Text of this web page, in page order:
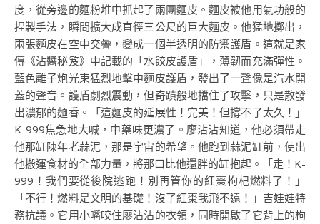
度，從旁邊的麵粉堆中抓起了兩團麵皮。麵皮被他用氣功般的
捏製手法，瞬間擴大成直徑三公尺的巨大麵皮。他猛地擲出，
兩張麵皮在空中交疊，變成一個半透明的防禦護盾。這就是家
傳《沾醬秘笈》中記載的「水餃皮護盾」，薄韌而充滿彈性。
藍色離子炮光束猛烈地擊中麵皮護盾，發出了一聲像是汽水開
蓋的聲音。護盾劇烈震動，但奇蹟般地擋住了攻擊，只是散發
出濃郁的麵香。「這麵皮的延展性！完美！但撐不了太久！」
K-999焦急地大喊，中藥味更濃了。廖沾沾知道，他必須帶走
他那缸陳年老蒜泥，那是宇宙的希望。他跑到蒜泥缸前，使出
他搬運食材的全部力量，將那口比他還胖的缸抱起。「走！K-
999！我們要從後院逃跑！別再管你的紅棗枸杞燃料了！」
「不行！燃料是文明的基礎！沒了紅棗我飛不遠！」吉娃娃特
務抗議。它用小嘴咬住廖沾沾的衣領，同時開啟了它背上的枸